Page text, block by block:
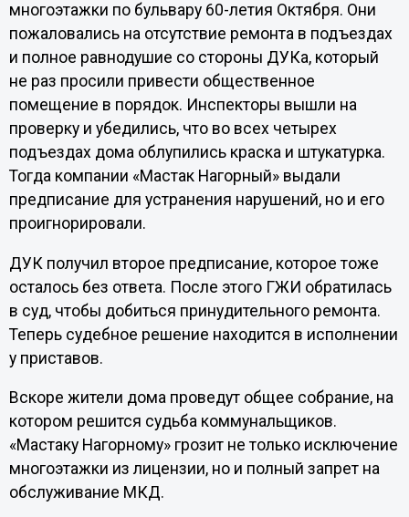
многоэтажки по бульвару 60-летия Октября. Они
пожаловались на отсутствие ремонта в подъездах
и полное равнодушие со стороны ДУКа, который
не раз просили привести общественное
помещение в порядок. Инспекторы вышли на
проверку и убедились, что во всех четырех
подъездах дома облупились краска и штукатурка.
Тогда компании «Мастак Нагорный» выдали
предписание для устранения нарушений, но и его
проигнорировали.
ДУК получил второе предписание, которое тоже
осталось без ответа. После этого ГЖИ обратилась
в суд, чтобы добиться принудительного ремонта.
Теперь судебное решение находится в исполнении
у приставов.
Вскоре жители дома проведут общее собрание, на
котором решится судьба коммунальщиков.
«Мастаку Нагорному» грозит не только исключение
многоэтажки из лицензии, но и полный запрет на
обслуживание МКД.